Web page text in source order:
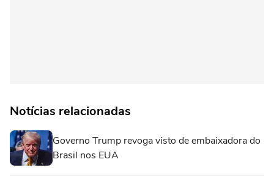
Notícias relacionadas
Governo Trump revoga visto de embaixadora do
Brasil nos EUA